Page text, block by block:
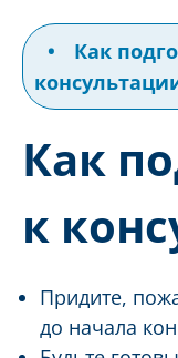
•
Как
Как
к
Придите,
до начала